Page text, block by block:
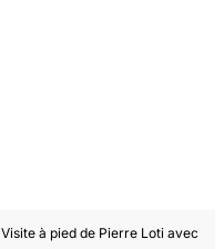
Visite à pied de Pierre Loti avec